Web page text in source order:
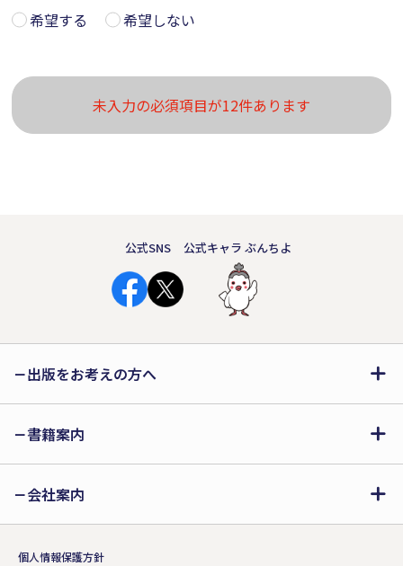
希望する
希望しない
未入力の必須項目が12件あります
公式SNS 公式キャラ ぶんちよ
出版をお考えの方へ
書籍案内
会社案内
個人情報保護方針